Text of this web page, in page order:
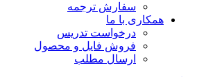
سفارش ترجمه
همکاری با ما
درخواست تدریس
فروش فایل و محصول
ارسال مطلب